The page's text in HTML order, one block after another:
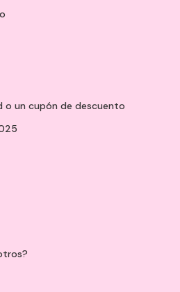
o un cupón de descuento